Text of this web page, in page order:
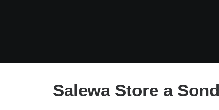
Salewa Store a